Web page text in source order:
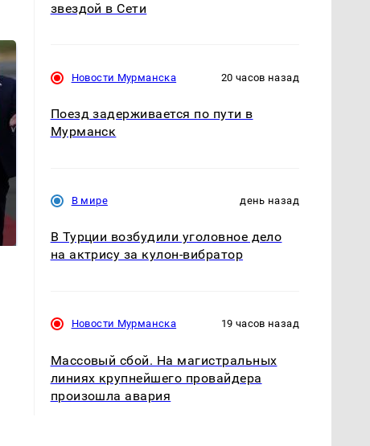
Такую зиму в России
так?!
На Урале из казны
звездой в Сети
Новости Мурманска 20 часов назад
Поезд задерживается по пути в
Мурманск
В мире день назад
В Турции возбудили уголовное дело
на актрису за кулон-вибратор
Новости Мурманска 19 часов назад
Массовый сбой. На магистральных
линиях крупнейшего провайдера
произошла авария